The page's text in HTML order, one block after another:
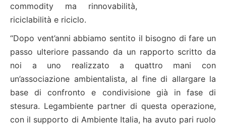
commodity ma rinnovabilità,
riciclabilità e riciclo.
“Dopo vent’anni abbiamo sentito il bisogno di fare un
passo ulteriore passando da un rapporto scritto da
noi a uno realizzato a quattro mani con
un’associazione ambientalista, al fine di allargare la
base di confronto e condivisione già in fase di
stesura. Legambiente partner di questa operazione,
con il supporto di Ambiente Italia, ha avuto pari ruolo